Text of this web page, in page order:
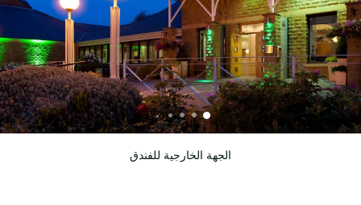
الجهة الخارجية للفندق